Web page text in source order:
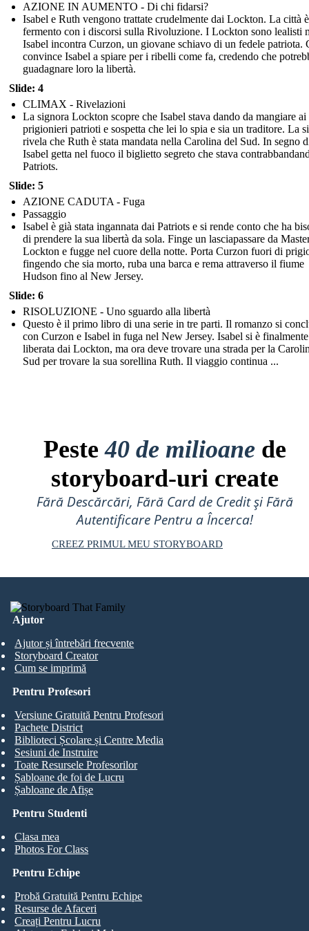
AZIONE IN AUMENTO - Di chi fidarsi?
Isabel e Ruth vengono trattate crudelmente dai Lockton. La città
fermento con i discorsi sulla Rivoluzione. I Lockton sono lealisti
Isabel incontra Curzon, un giovane schiavo di un fedele patriota.
convince Isabel a spiare per i ribelli come fa, credendo che
guadagnare loro la libertà.
Slide: 4
CLIMAX - Rivelazioni
La signora Lockton scopre che Isabel stava dando da mangiare ai
prigionieri patrioti e sospetta che lei lo spia e sia un traditore. La
rivela che Ruth è stata mandata nella Carolina del Sud. In segno
Isabel getta nel fuoco il biglietto segreto che stava
Patriots.
Slide: 5
AZIONE CADUTA - Fuga
Passaggio
Isabel è già stata ingannata dai Patriots e si rende conto che ha
di prendere la sua libertà da sola. Finge un lasciapassare da
Lockton e fugge nel cuore della notte. Porta Curzon fuori di
fingendo che sia morto, ruba una barca e rema attraverso il fiume
Hudson fino al New Jersey.
Slide: 6
RISOLUZIONE - Uno sguardo alla libertà
Questo è il primo libro di una serie in tre parti. Il romanzo si
con Curzon e Isabel in fuga nel New Jersey. Isabel si è finalmente
liberata dai Lockton, ma ora deve trovare una strada per la
Sud per trovare la sua sorellina Ruth. Il viaggio continua ...
Peste40 de milioane de
storyboard-uri create
Fără Descărcări, Fără Card de Credit și Fără
Autentificare Pentru a Încerca!
CREEZ PRIMUL MEU STORYBOARD
Ajutor
Ajutor și întrebări frecvente
Storyboard Creator
Cum se imprimă
Pentru Studenti
Clasa mea
Photos For Class
Pentru Profesori
Versiune Gratuită Pentru Profesori
Pachete District
Biblioteci Școlare și Centre Media
Sesiuni de Instruire
Toate Resursele Profesorilor
Șabloane de foi de Lucru
Șabloane de Afișe
Pentru Echipe
Probă Gratuită Pentru Echipe
Resurse de Afaceri
Creați Pentru Lucru